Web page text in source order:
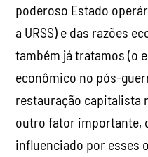
poderoso Estado
a URSS) e das razões
também já tratamos (o
econômico no pós-
restauração capitalista
outro fator importante,
influenciado por esses